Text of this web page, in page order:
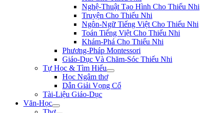
Nghệ-Thuật Tạo Hình Cho Thiếu Nhi
Truyện Cho Thiếu Nhi
Ngôn-Ngữ Tiếng Việt Cho Thiếu Nhi
Toán Tiếng Việt Cho Thiếu Nhi
Khám-Phá Cho Thiếu Nhi
Phương-Pháp Montessori
Giáo-Dục Và Chăm-Sóc Thiếu Nhi
Tự Học & Tìm Hiểu
Học Ngâm thơ
Dẫn Giải Vọng Cổ
Tài-Liệu Giáo-Dục
Văn-Học